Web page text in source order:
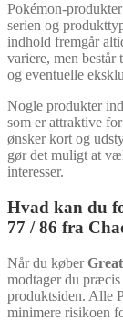
Pokémon-
serien og
indhold fremgår
variere, men består
og eventuelle
Nogle produkter
som er attraktive
ønsker kort og
gør det muligt at
interesser.
Hvad kan du
77 / 86 fra
Når du køberGreat
modtager du
produktsiden. Alle
minimere risikoen